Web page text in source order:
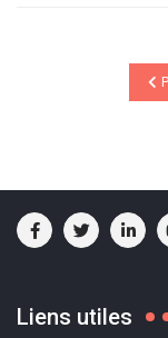
Liens utiles